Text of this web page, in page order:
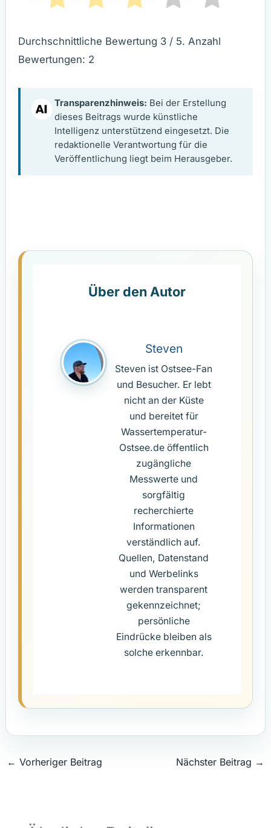
Durchschnittliche Bewertung 3/ 5. Anzahl
Bewertungen: 2
Transparenzhinweis: Bei der Erstellung
dieses Beitrags wurde künstliche
Intelligenz unterstützend eingesetzt. Die
redaktionelle Verantwortung für die
Veröffentlichung liegt beim Herausgeber.
Steven
Steven ist Ostsee-Fan
und Besucher. Er lebt
nicht an der Küste
und bereitet für
Wassertemperatur-
Ostsee.de öffentlich
zugängliche
Messwerte und
sorgfältig
recherchierte
Informationen
verständlich auf.
Quellen, Datenstand
und Werbelinks
werden transparent
gekennzeichnet;
persönliche
Eindrücke bleiben als
solche erkennbar.
← Vorheriger Beitrag Nächster Beitrag →